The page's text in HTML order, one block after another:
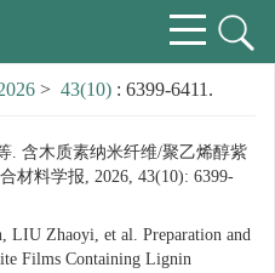
> 43(10) : 6399-6411.
. 含木质素纳米纤维/聚乙烯醇紫
材料学报, 2026, 43(10): 6399-
LIU Zhaoyi, et al. Preparation and
Films Containing Lignin